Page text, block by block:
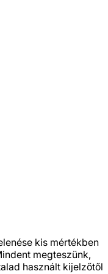
kis mértékben
megteszünk,
használt kijelzőtől